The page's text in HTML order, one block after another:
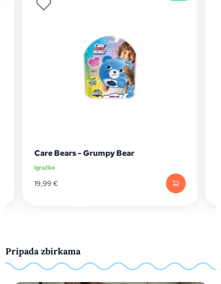
Care Bears - Grumpy Bear
Igračke
19,99€
Pripada zbirkama